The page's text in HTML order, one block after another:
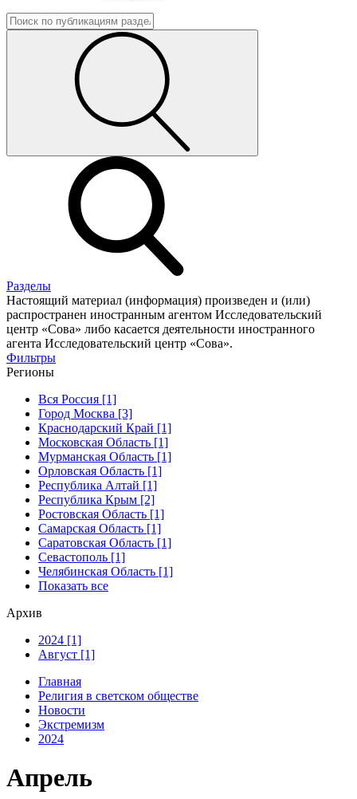
Разделы
Настоящий материал (информация) произведен и (или)
распространен иностранным агентом Исследовательский
центр «Сова» либо касается деятельности иностранного
агента Исследовательский центр «Сова».
Фильтры
Регионы
Вся Россия [1]
Город Москва [3]
Краснодарский Край [1]
Московская Область [1]
Мурманская Область [1]
Орловская Область [1]
Республика Алтай [1]
Республика Крым [2]
Ростовская Область [1]
Самарская Область [1]
Саратовская Область [1]
Севастополь [1]
Челябинская Область [1]
Показать все
Архив
2024 [1]
Август [1]
Главная
Религия в светском обществе
Новости
Экстремизм
2024
Апрель